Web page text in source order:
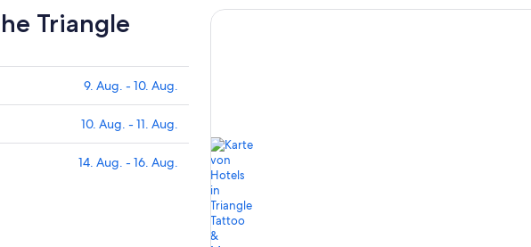
Triangle
9. Aug. - 10. Aug.
10. Aug. - 11. Aug.
14. Aug. - 16. Aug.